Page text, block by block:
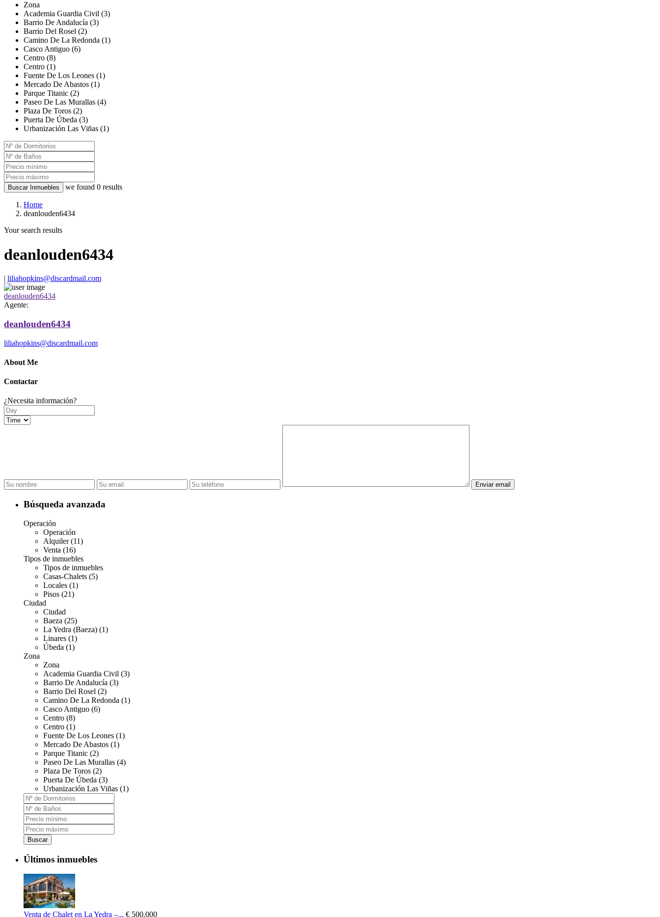
Zona
Academia Guardia Civil (3)
Barrio De Andalucía (3)
Barrio Del Rosel (2)
Camino De La Redonda (1)
Casco Antiguo (6)
Centro (8)
Centro (1)
Fuente De Los Leones (1)
Mercado De Abastos (1)
Parque Titanic (2)
Paseo De Las Murallas (4)
Plaza De Toros (2)
Puerta De Úbeda (3)
Urbanización Las Viñas (1)
Buscar Inmuebles we found 0 results
Home
deanlouden6434
Your search results
deanlouden6434
| liliahopkins@discardmail.com
deanlouden6434
Agente:
deanlouden6434
liliahopkins@discardmail.com
About Me
Contactar
¿Necesita información?
Búsqueda avanzada
Operación
Operación
Alquiler (11)
Venta (16)
Tipos de inmuebles
Tipos de inmuebles
Casas-Chalets (5)
Locales (1)
Pisos (21)
Ciudad
Ciudad
Baeza (25)
La Yedra (Baeza) (1)
Linares (1)
Úbeda (1)
Zona
Zona
Academia Guardia Civil (3)
Barrio De Andalucía (3)
Barrio Del Rosel (2)
Camino De La Redonda (1)
Casco Antiguo (6)
Centro (8)
Centro (1)
Fuente De Los Leones (1)
Mercado De Abastos (1)
Parque Titanic (2)
Paseo De Las Murallas (4)
Plaza De Toros (2)
Puerta De Úbeda (3)
Urbanización Las Viñas (1)
Buscar
Últimos inmuebles
Venta de Chalet en La Yedra –... € 500.000